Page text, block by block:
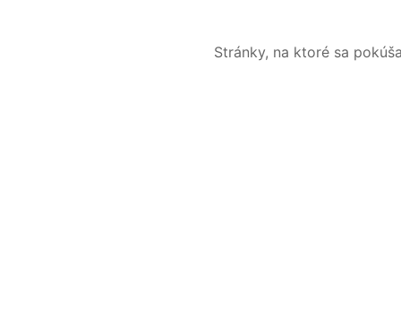
Stránky, na ktoré sa